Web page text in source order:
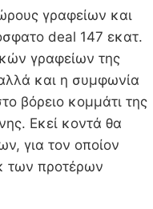
γραφείων και
deal 147 εκατ.
γραφείων της
και η συμφωνία
βόρειο κομμάτι της
Εκεί κοντά θα
για τον οποίον
των προτέρων